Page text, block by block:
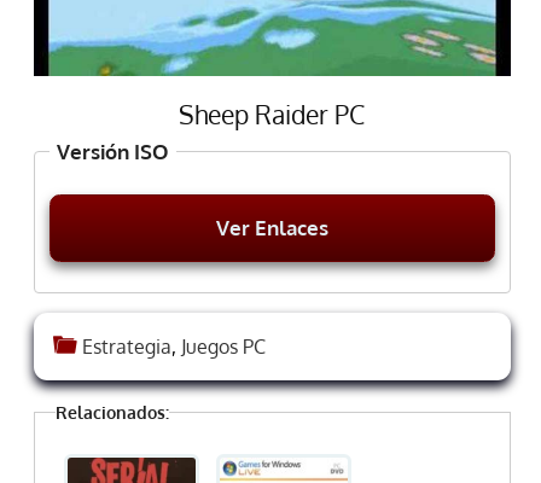
Sheep Raider PC
Versión ISO
Ver Enlaces
Estrategia, Juegos PC
Relacionados: